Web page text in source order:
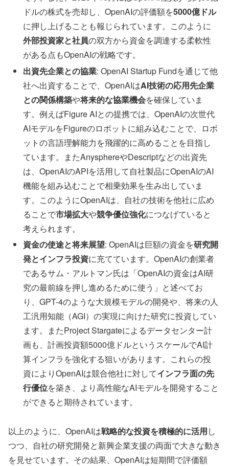
ドルの株式を売却し、OpenAIの評価額を5000億ドル
に押し上げることも報じられています。このように
外部投資家と社員の双方から資金を調達する柔軟性
がある点もOpenAIの戦略です。
出資先企業との協業: OpenAI Startup Fundを通じて他
社へ出資することで、OpenAIはAI技術の応用先企業
との関係構築や将来的な協業機会を確保していま
す。例えばFigure AIとの提携では、OpenAIの次世代
AIモデルをFigureのロボットに組み込むことで、ロボ
ットの言語理解能力を飛躍的に高めることを目指し
ています。またAnysphereやDescriptなどの出資先
は、OpenAIのAPIを活用して自社製品にOpenAIのAI
機能を組み込むことで相乗効果を生み出していま
す。このようにOpenAIは、自社の技術を他社に広め
ることで市場拡大や競争優位強化につなげていると
考えられます。
資金の使途と将来展望: OpenAIは巨額の資金を研究開
発とインフラ投資に充てています。OpenAIの創業者
であるサム・アルトマン氏は「OpenAIの資金はAI研
究の最前線を押し進めるために使う」と述べてお
り、GPT-4のような大規模モデルの開発や、将来の人
工汎用知能（AGI）の実現に向けた研究に投資してい
ます。またProject Stargateによるデータセンター計
画も、計画投資額5000億ドルというスケールでAI計
算インフラを強化する狙いがあります。これらの投
資によりOpenAIは競合他社に対してインフラ面の先
行優位を築き、より高性能なAIモデルを開発すること
ができると期待されています。
以上のように、OpenAIは戦略的な投資を積極的に活用し
つつ、自社の研究開発と新興企業支援の両面で大きな動き
を見せています。その結果、OpenAIは短期間で評価額